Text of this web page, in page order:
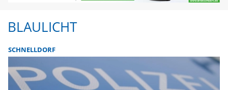
BLAULICHT
SCHNELLDORF